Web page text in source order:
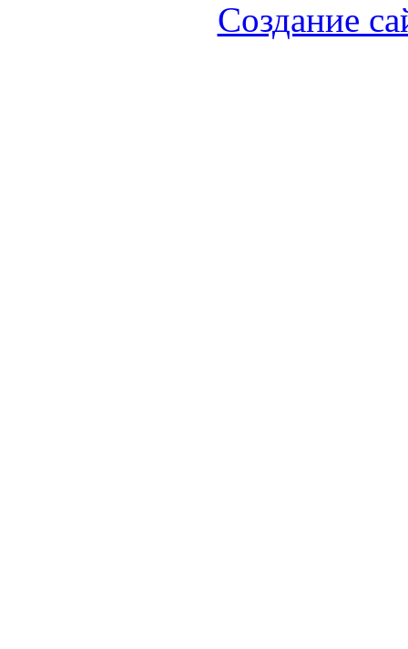
Создание